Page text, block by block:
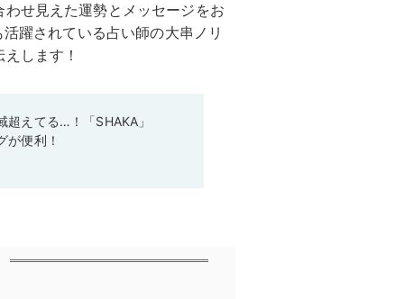
せ見えた運勢とメッセージをお
躍されている占い師の大串ノリ
します！
えてる…！「SHAKA」
が便利！